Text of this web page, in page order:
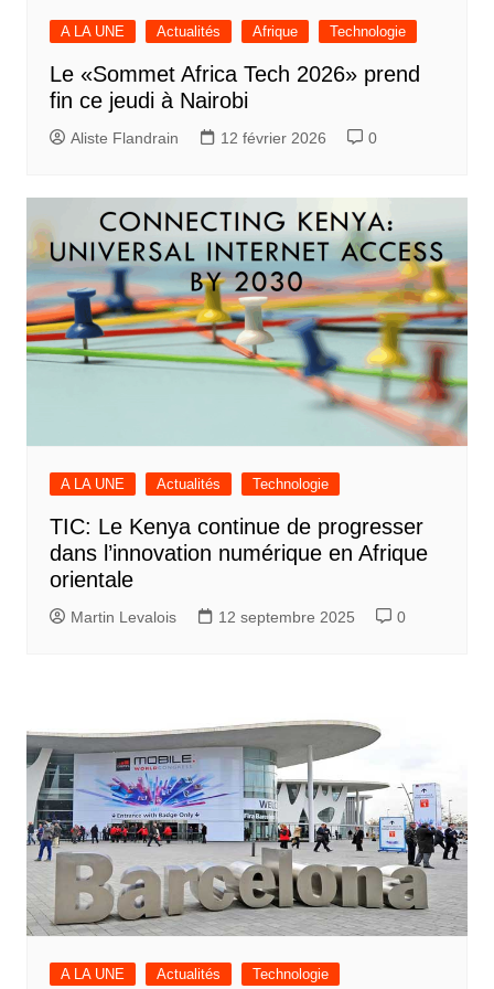
A LA UNE Actualités Afrique Technologie
Le «Sommet Africa Tech 2026» prend
fin ce jeudi à Nairobi
Aliste Flandrain 12 février 2026 0
A LA UNE Actualités Technologie
TIC: Le Kenya continue de progresser
dans l’innovation numérique en Afrique
orientale
Martin Levalois 12 septembre 2025 0
A LA UNE Actualités Technologie